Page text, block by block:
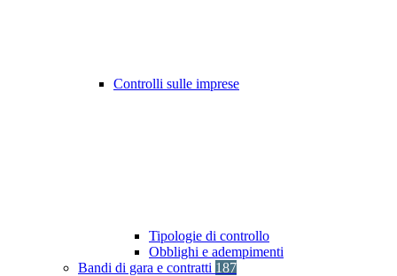
Controlli sulle imprese
Tipologie di controllo
Obblighi e adempimenti
Bandi di gara e contratti 187